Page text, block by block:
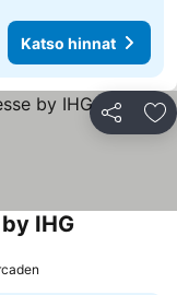
Katso hinnat
Jaa
IHG